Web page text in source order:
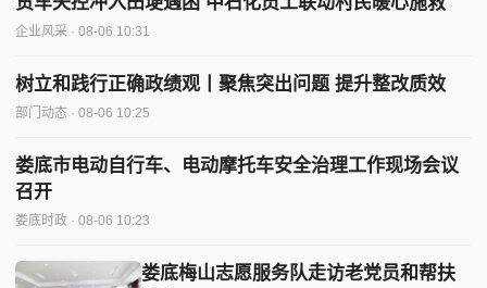
企业风采 · 08-06 10:31
树立和践行正确政绩观丨聚焦突出问题 提升整改质效
部门动态 · 08-06 10:25
娄底市电动自行车、电动摩托车安全治理工作现场会议
召开
娄底时政 · 08-06 10:23
娄底梅山志愿服务队走访老党员和帮扶